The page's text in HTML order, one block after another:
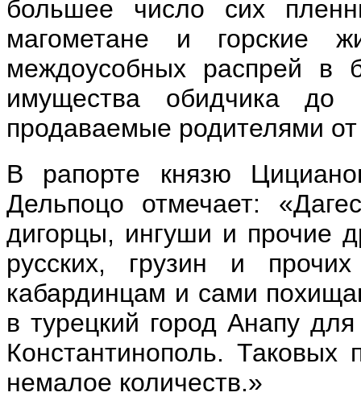
большее число сих
магометане и горские
междоусобных распрей в
имущества обидчика
продаваемые родителями
В рапорте князю
Дельпоцо отмечает:
дигорцы, ингуши и прочие
русских, грузин и
кабардинцам и сами
в турецкий город Анапу
Константинополь. Таковых
немалое количеств.»